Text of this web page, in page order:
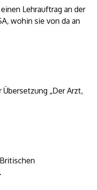
Lehrauftrag an der
wohin sie von da an
„Der Arzt,